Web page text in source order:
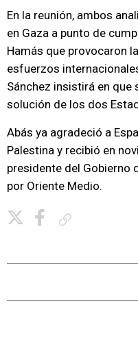
En la reunión, ambos
en Gaza a punto de
Hamás que provocaron
esfuerzos
Sánchez insistirá en
solución de los dos
Abás ya agradeció a
Palestina y recibió en
presidente del Gobierno
por Oriente Medio.